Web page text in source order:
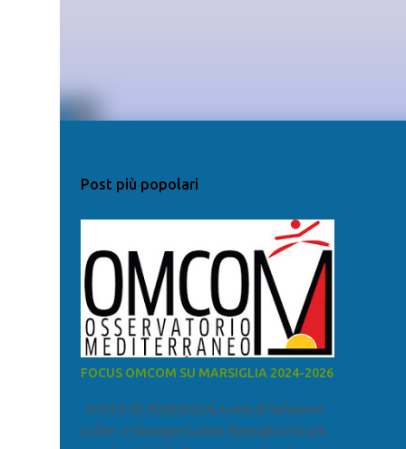
Post più popolari
FOCUS OMCOM SU MARSIGLIA 2024-2026
FOCUS SU MARSIGLIA A cura di Salvatore
Calleri e Giuseppe Lumia Marsiglia è la più